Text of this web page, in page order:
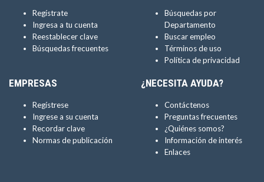
Regístrate
Ingresa a tu cuenta
Reestablecer clave
Búsquedas frecuentes
Búsquedas por
Departamento
Buscar empleo
Términos de uso
Política de privacidad
EMPRESAS
Regístrese
Ingrese a su cuenta
Recordar clave
Normas de publicación
¿NECESITA AYUDA?
Contáctenos
Preguntas frecuentes
¿Quiénes somos?
Información de interés
Enlaces